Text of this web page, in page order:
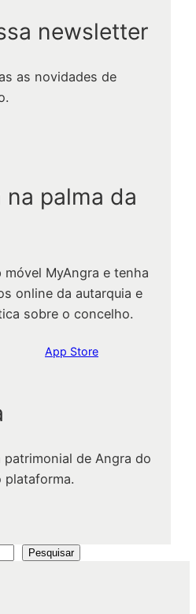
newsletter
as novidades de
palma da
móvel MyAngra e tenha
online da autarquia e
sobre o concelho.
App Store
patrimonial de Angra do
plataforma.
Pesquisar